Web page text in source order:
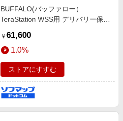
BUFFALO(バッファロー）
TeraStation WSS用 デリバリー保
OP-TSDL-4Y
￥ 61,600
1.0%
ストアにすすむ